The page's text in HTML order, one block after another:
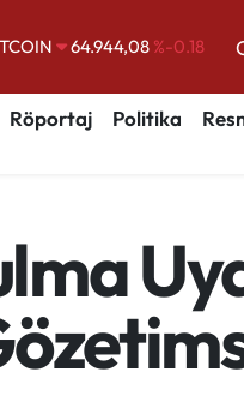
DOLAR
47,7436 %0.18
Röportaj Politika